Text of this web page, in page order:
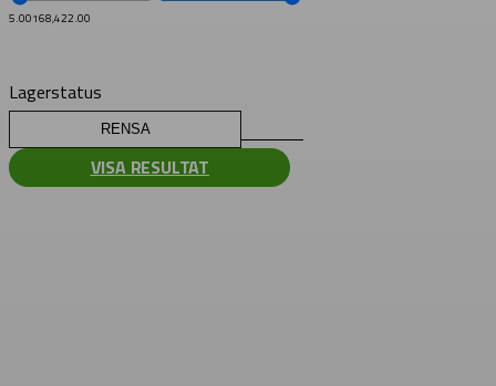
5.00168,422.00
Lagerstatus
RENSA
VISA RESULTAT